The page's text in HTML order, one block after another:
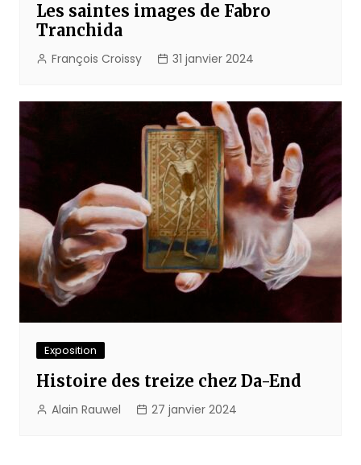
Les saintes images de Fabro
Tranchida
François Croissy 31 janvier 2024
Exposition
Histoire des treize chez Da-End
Alain Rauwel 27 janvier 2024